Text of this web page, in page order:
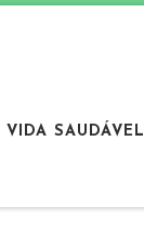
VIDA SAUDÁVEL